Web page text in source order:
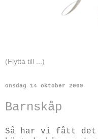
onsdag 14 oktober 2009
Barnskåp
Så har vi fått det